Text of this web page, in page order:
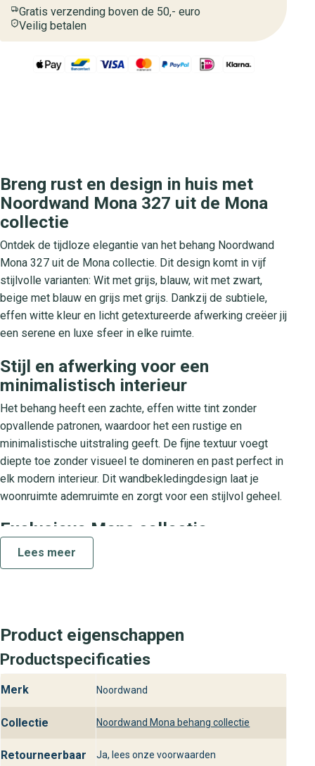
Gratis verzending boven de 50,- euro
Veilig betalen
Breng rust en design in huis met
Noordwand Mona 327 uit de Mona
collectie
Ontdek de tijdloze elegantie van het behang Noordwand
Mona 327 uit de Mona collectie. Dit design komt in vijf
stijlvolle varianten: Wit met grijs, blauw, wit met zwart,
beige met blauw en grijs met grijs. Dankzij de subtiele,
effen witte kleur en licht getextureerde afwerking creëer jij
een serene en luxe sfeer in elke ruimte.
Stijl en afwerking voor een
minimalistisch interieur
Het behang heeft een zachte, effen witte tint zonder
opvallende patronen, waardoor het een rustige en
minimalistische uitstraling geeft. De fijne textuur voegt
diepte toe zonder visueel te domineren en past perfect in
elk modern interieur. Dit wandbekledingdesign laat je
woonruimte ademruimte en zorgt voor een stijlvol geheel.
Exclusieve Mona collectie
De Mona collectie van noordwand staat voor hoogwaardig
design en luxe sfeer. Elke behangrol is zorgvuldig
perfecte match met jouw woonwensen.
Praktische kenmerken en
installatiemethode
Het behang is vervaardigd van stevig vinyl en eenvoudig
waterafstotende toplaag is het volledig afwasbaar en
Lees meer
Product eigenschappen
Productspecificaties
Merk Noordwand
Collectie Noordwand Mona behang collectie
Retourneerbaar Ja, lees onze voorwaarden